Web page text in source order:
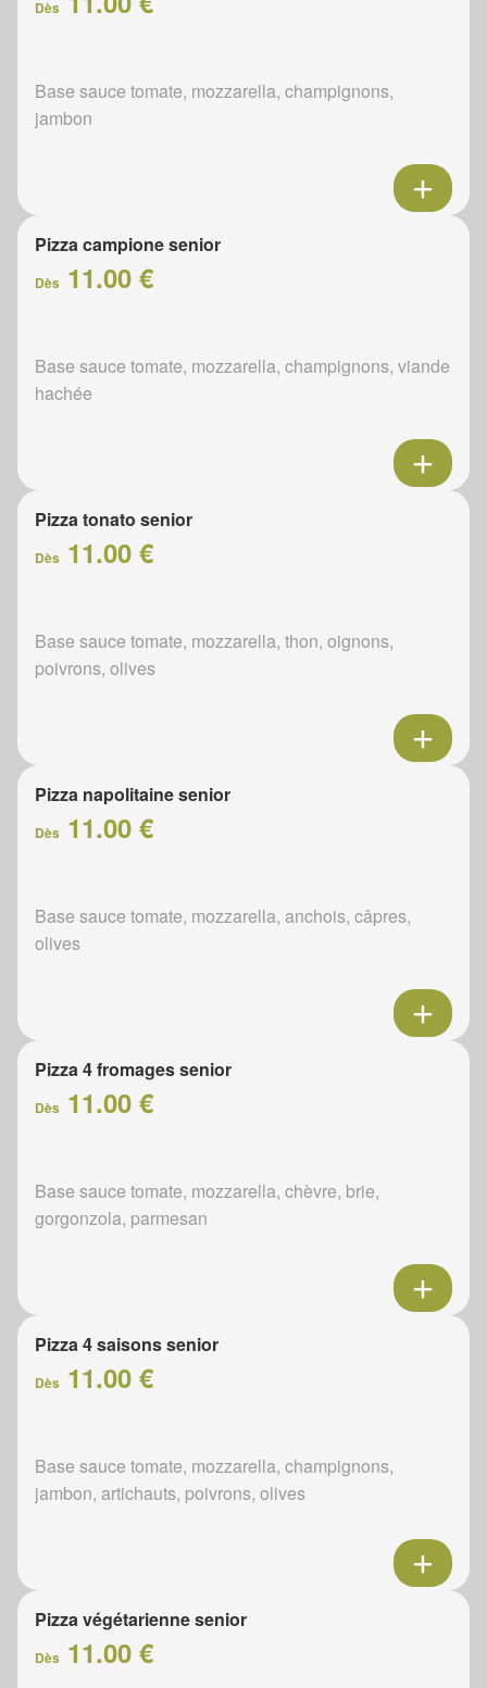
Dès
Base sauce tomate, mozzarella, champignons,
jambon
Pizza campione senior
Dès 11.00 €
Base sauce tomate, mozzarella, champignons, viande
hachée
Pizza tonato senior
Dès 11.00 €
Base sauce tomate, mozzarella, thon, oignons,
poivrons, olives
Pizza napolitaine senior
Dès 11.00 €
Base sauce tomate, mozzarella, anchois, câpres,
olives
Pizza 4 fromages senior
Dès 11.00 €
Base sauce tomate, mozzarella, chèvre, brie,
gorgonzola, parmesan
Pizza 4 saisons senior
Dès 11.00 €
Base sauce tomate, mozzarella, champignons,
jambon, artichauts, poivrons, olives
Pizza végétarienne senior
Dès 11.00 €